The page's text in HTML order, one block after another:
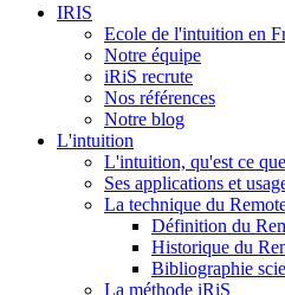
IRIS
Ecole de l'intuition en
Notre équipe
iRiS recrute
Nos références
Notre blog
L'intuition
L'intuition, qu'est ce
Ses applications et
La technique du
Définition du
Historique du
Bibliographie
La méthode iRiS